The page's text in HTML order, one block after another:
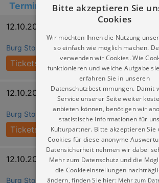
Termine
12.10.2026 11:00
Burg Stolpen
Tickets
12.10.2026 13:00
Burg Stolpen
Tickets
12.10.2026 15:00
Burg Stolpen
Bitte akzeptieren Sie
Cookies
Wir möchten Ihnen die Nutzung
so einfach wie möglich machen.
verwenden wir Cookies. Wie
funktionieren und welche Aufgabe
erfahren Sie in unseren
Datenschutzbestimmungen. Damit
Service unserer Seite weiter
anbieten können, benötigen wir
statistische Informationen für
Kulturpartner. Bitte akzeptieren Sie
Cookies für diese anonyme
Datensicherheit nehmen wir dabei
Mehr zum Datenschutz und die
die Cookieeinstellungen
ändern, finden Sie hier: Mehr zum